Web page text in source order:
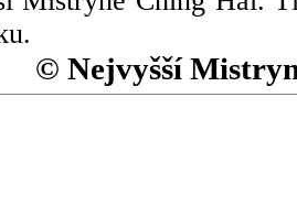
© Nejvyšší